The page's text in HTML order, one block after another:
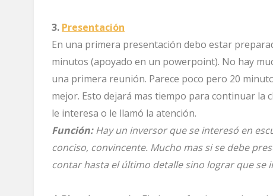
3. Presentación
En una primera presentación debo estar
minutos (apoyado en un powerpoint). No hay
una primera reunión. Parece poco pero 20
mejor. Esto dejará mas tiempo para continuar
le interesa o le llamó la atención.
Función:Hay un inversor que se interesó en
conciso, convincente. Mucho mas si se debe
contar hasta el último detalle sino lograr que se